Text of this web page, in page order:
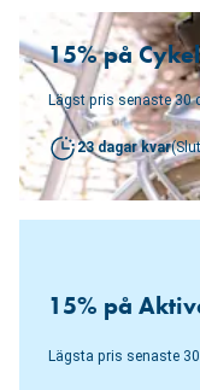
15% på
Lägst pris senaste 30
23 dagar kvar(
15% på
Lägsta pris senaste